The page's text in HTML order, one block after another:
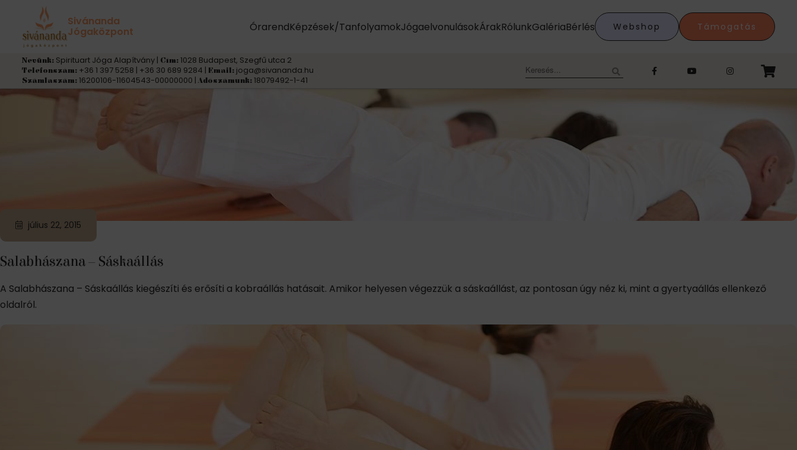
Sivánanda
Jógaközpont ÓrarendKépzések/TanfolyamokJógaelvonulásokÁrakRólunkGalériaBérlés Webshop Támogatás
Nevünk: Spirituart Jóga Alapítvány | Cím: 1028 Budapest, Szegfű utca 2
Telefonszám: +36 1 397 5258 | +36 30 689 9284 | Email: joga@sivananda.hu
Számlaszám: 16200106-11604543-00000000 | Adószámunk: 18079492-1-41
Keresés:
Kategória:Jógaászanák fotókkal
július 22, 2015
Salabhászana – Sáskaállás
A Salabhászana – Sáskaállás kiegészíti és erősíti a kobraállás hatásait. Amikor helyesen végezzük a sáskaállást, az pontosan úgy néz ki, mint a gyertyaállás ellenkező
oldalról.